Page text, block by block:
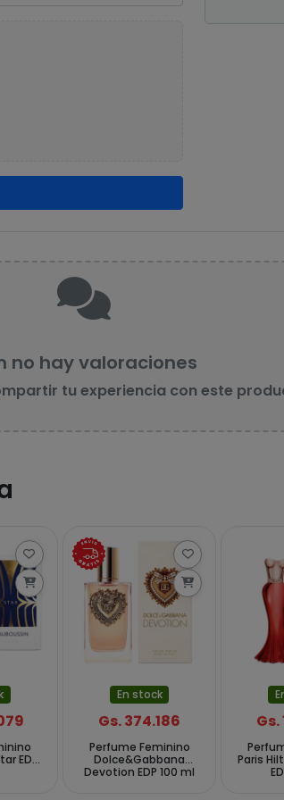
no hay valoraciones
tu experiencia con este
EDP
En stock
Gs. 374.186
Perfume Feminino
Dolce&Gabbana
Devotion EDP 100 ml
Paris